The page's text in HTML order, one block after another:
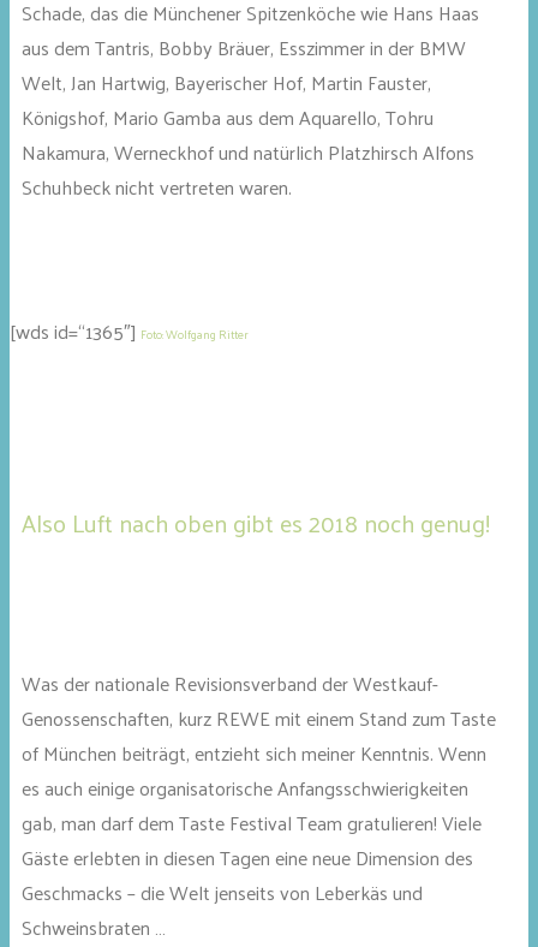
Schade, das die Münchener Spitzenköche wie Hans Haas
aus dem Tantris, Bobby Bräuer, Esszimmer in der BMW
Welt, Jan Hartwig, Bayerischer Hof, Martin Fauster,
Königshof, Mario Gamba aus dem Aquarello, Tohru
Nakamura, Werneckhof und natürlich Platzhirsch Alfons
Schuhbeck nicht vertreten waren.
[wds id=“1365″] Foto: Wolfgang Ritter
Also Luft nach oben gibt es 2018 noch genug!
Was der nationale Revisionsverband der Westkauf-
Genossenschaften, kurz REWE mit einem Stand zum Taste
of München beiträgt, entzieht sich meiner Kenntnis. Wenn
es auch einige organisatorische Anfangsschwierigkeiten
gab, man darf dem Taste Festival Team gratulieren! Viele
Gäste erlebten in diesen Tagen eine neue Dimension des
Geschmacks – die Welt jenseits von Leberkäs und
Schweinsbraten …